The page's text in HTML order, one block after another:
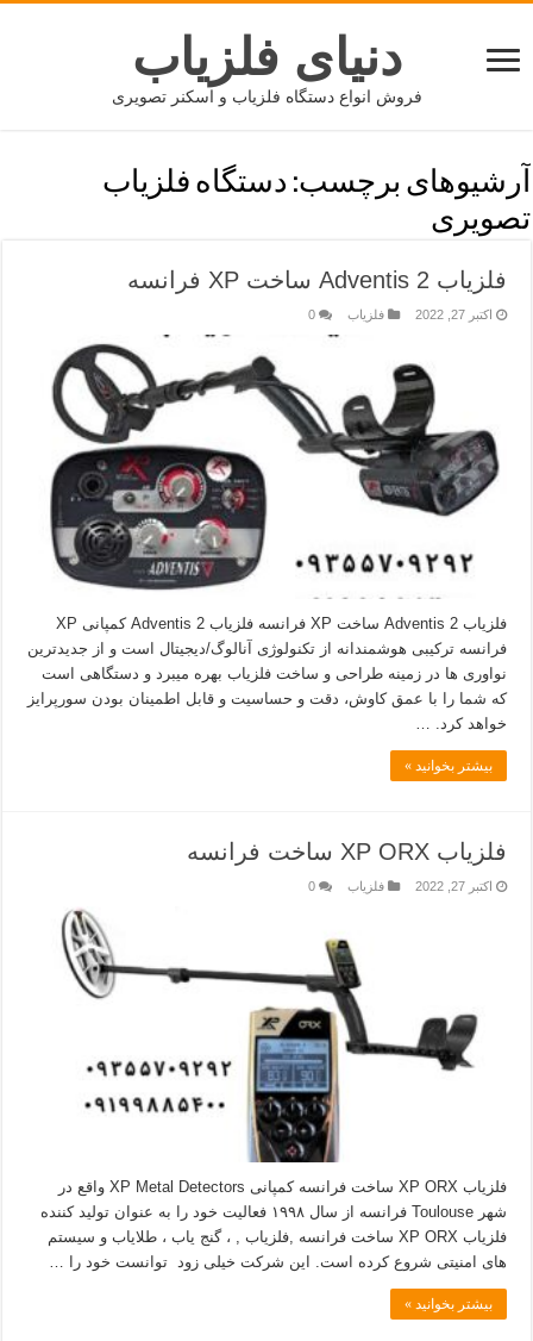
دنیای فلزیاب
فروش انواع دستگاه فلزیاب و اسکنر تصویری
آرشیوهای برچسب: دستگاه فلزیاب
تصویری
فلزیاب Adventis 2 ساخت XP فرانسه
اکتبر 27, 2022 فلزیاب 0
فلزیاب Adventis 2 ساخت XP فرانسه فلزیاب Adventis 2 کمپانی XP
فرانسه ترکیبی هوشمندانه از تکنولوژی آنالوگ/دیجیتال است و از جدیدترین
نواوری ها در زمینه طراحی و ساخت فلزیاب بهره میبرد و دستگاهی است
که شما را با عمق کاوش، دقت و حساسیت و قابل اطمینان بودن سورپرایز
خواهد کرد. …
بیشتر بخوانید »
فلزیاب XP ORX ساخت فرانسه
اکتبر 27, 2022 فلزیاب 0
فلزیاب XP ORX ساخت فرانسه کمپانی XP Metal Detectors واقع در
شهر Toulouse فرانسه از سال ۱۹۹۸ فعالیت خود را به عنوان تولید کننده
فلزیاب XP ORX ساخت فرانسه ,فلزیاب , ، گنج یاب ، طلایاب و سیستم
های امنیتی شروع کرده است. این شرکت خیلی زود توانست خود را …
بیشتر بخوانید »